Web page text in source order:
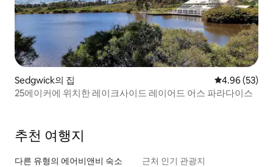
Sedgwick의 집 평점 4.96점(5
4.96 (53)
25에이커에 위치한 레이크사이드 레이어드 어스 파라다이스
추천 여행지
다른 유형의 에어비앤비 숙소 근처 인기 관광지